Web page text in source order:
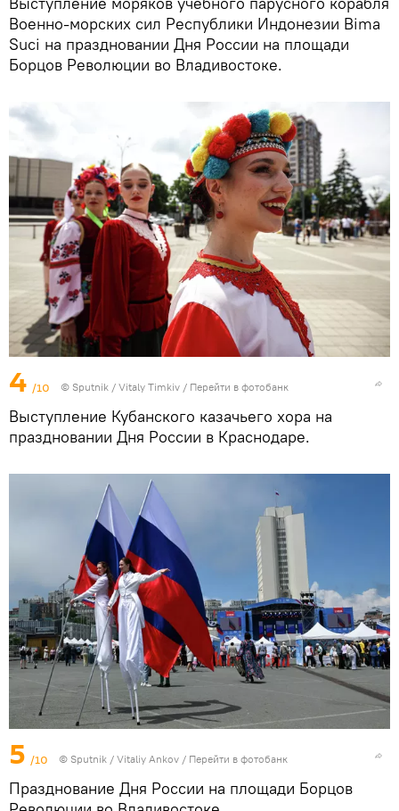
Военно-морских сил Республики Индонезии Bima
Suci на праздновании Дня России на площади
Борцов Революции во Владивостоке.
4 /10 © Sputnik / Vitaly Timkiv / Перейти в фотобанк
Выступление Кубанского казачьего хора на
праздновании Дня России в Краснодаре.
5 /10 © Sputnik / Vitaliy Ankov / Перейти в фотобанк
Празднование Дня России на площади Борцов